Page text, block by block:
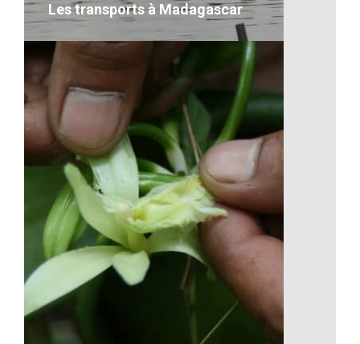
Les transports à Madagascar
Les transports à Madagascar